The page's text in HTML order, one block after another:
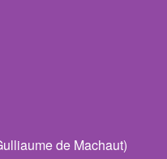
de Machaut)